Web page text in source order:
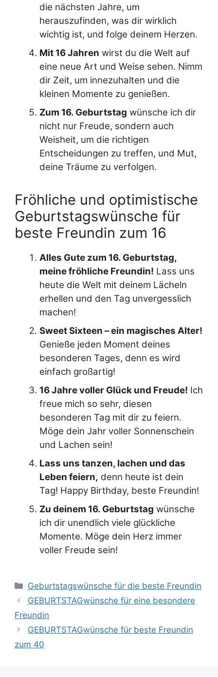
die nächsten Jahre, um
herauszufinden, was dir wirklich
wichtig ist, und folge deinem Herzen.
Mit 16 Jahren wirst du die Welt auf
eine neue Art und Weise sehen. Nimm
dir Zeit, um innezuhalten und die
kleinen Momente zu genießen.
Zum 16. Geburtstag wünsche ich dir
nicht nur Freude, sondern auch
Weisheit, um die richtigen
Entscheidungen zu treffen, und Mut,
deine Träume zu verfolgen.
Fröhliche und optimistische
Geburtstagswünsche für
beste Freundin zum 16
Alles Gute zum 16. Geburtstag,
meine fröhliche Freundin! Lass uns
heute die Welt mit deinem Lächeln
erhellen und den Tag unvergesslich
machen!
Sweet Sixteen – ein magisches Alter!
Genieße jeden Moment deines
besonderen Tages, denn es wird
einfach großartig!
16 Jahre voller Glück und Freude! Ich
freue mich so sehr, diesen
besonderen Tag mit dir zu feiern.
Möge dein Jahr voller Sonnenschein
und Lachen sein!
Lass uns tanzen, lachen und das
Leben feiern, denn heute ist dein
Tag! Happy Birthday, beste Freundin!
Zu deinem 16. Geburtstag wünsche
ich dir unendlich viele glückliche
Momente. Möge dein Herz immer
voller Freude sein!
Kategorien
Geburtstagswünsche für die beste Freundin
GEBURTSTAGwünsche für eine besondere
Freundin
GEBURTSTAGwünsche für beste Freundin
zum 40